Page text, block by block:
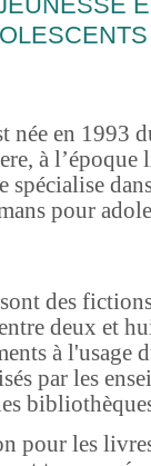
en 1993
à l’époque
spécialise
pour
des
deux et
à
par les
pour les